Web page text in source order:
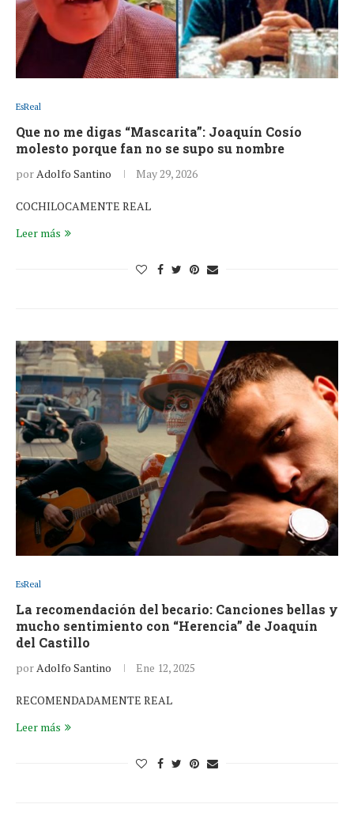
EsReal
Que no me digas “Mascarita”: Joaquín Cosío
molesto porque fan no se supo su nombre
porAdolfo Santino May 29, 2026
COCHILOCAMENTE REAL
Leer más
EsReal
La recomendación del becario: Canciones bellas y
mucho sentimiento con “Herencia” de Joaquín
del Castillo
porAdolfo Santino Ene 12, 2025
RECOMENDADAMENTE REAL
Leer más